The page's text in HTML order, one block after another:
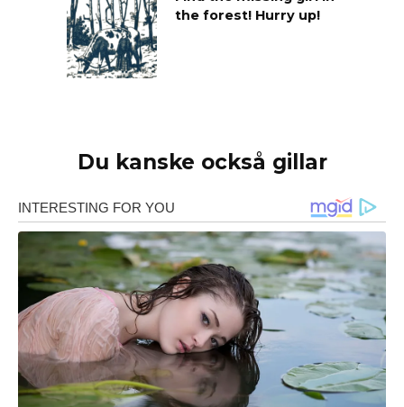
the forest! Hurry up!
Du kanske också gillar